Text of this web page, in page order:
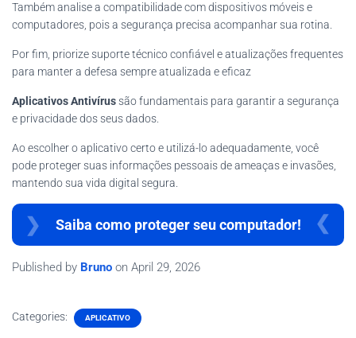
Também analise a compatibilidade com dispositivos móveis e
computadores, pois a segurança precisa acompanhar sua rotina.
Por fim, priorize suporte técnico confiável e atualizações frequentes
para manter a defesa sempre atualizada e eficaz
Aplicativos Antivírussão fundamentais para garantir a segurança
e privacidade dos seus dados.
Ao escolher o aplicativo certo e utilizá-lo adequadamente, você
pode proteger suas informações pessoais de ameaças e invasões,
mantendo sua vida digital segura.
Saiba como proteger seu computador!
Published by Bruno on April 29, 2026
Categories: APLICATIVO